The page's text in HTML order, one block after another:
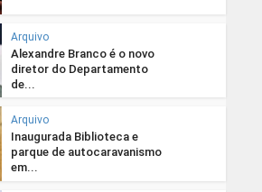
Arquivo
Alexandre Branco é o novo
diretor do Departamento
de...
Arquivo
Inaugurada Biblioteca e
parque de autocaravanismo
em...